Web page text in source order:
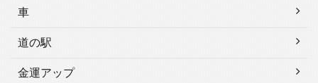
車
道の駅
金運アップ